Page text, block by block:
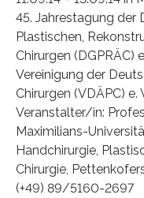
45. Jahrestagung der
Plastischen,
Chirurgen (DGPRÄC)
Vereinigung der
Chirurgen (VDÄPC) e.
Veranstalter/in:
Maximilians-
Handchirurgie,
Chirurgie,
(+49) 89/5160-2697